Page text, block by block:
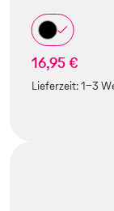
16,95 €
Lieferzeit:1-3